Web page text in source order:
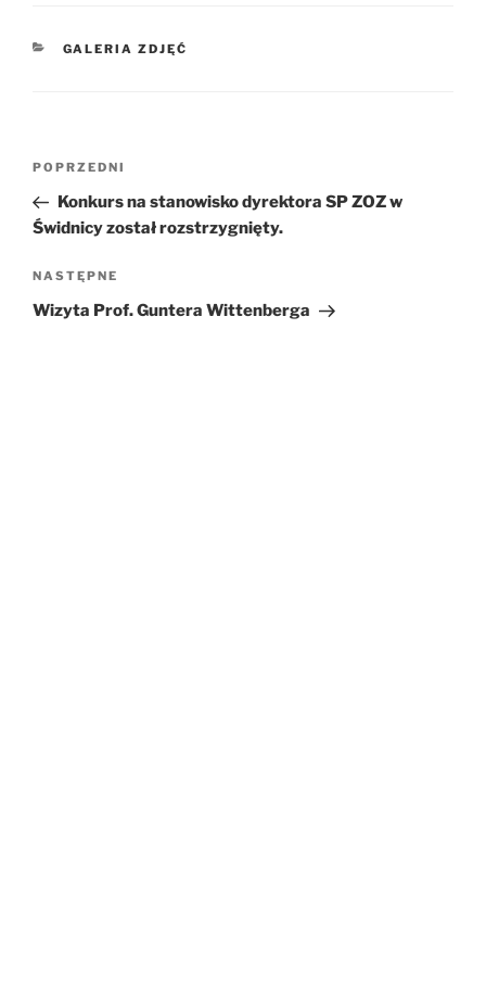
KATEGORIE
GALERIA ZDJĘĆ
wpisu
Poprzedni
wpis
POPRZEDNI
Konkurs na stanowisko dyrektora SP ZOZ w
Świdnicy został rozstrzygnięty.
Następny
wpis
NASTĘPNE
Wizyta Prof. Guntera Wittenberga